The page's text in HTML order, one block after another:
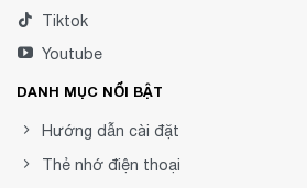
Tiktok
Youtube
DANH MỤC NỔI BẬT
Hướng dẫn cài đặt
Thẻ nhớ điện thoại